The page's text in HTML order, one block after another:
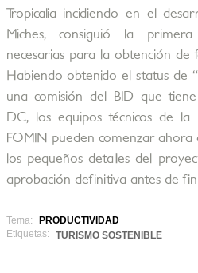
Tropicalia incidiendo en el
Miches, consiguió la
necesarias para la obtención de
Habiendo obtenido el status de
una comisión del BID que
DC, los equipos técnicos de la
FOMIN pueden comenzar
los pequeños detalles del
aprobación definitiva antes de
Tema:
PRODUCTIVIDAD
Etiquetas:
TURISMO SOSTENIBLE